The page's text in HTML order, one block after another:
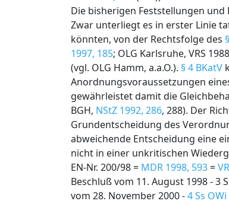
Die bisherigen Feststellungen
Zwar unterliegt es in erster Linie
könnten, von der Rechtsfolge des
1997, 185; OLG Karlsruhe, VRS
(vgl. OLG Hamm, a.a.O.). § 4 BKatV
Anordnungsvoraussetzungen
gewährleistet damit die
BGH, NStZ 1992, 286, 288). Der
Grundentscheidung des
abweichende Entscheidung eine
nicht in einer unkritischen
EN-Nr. 200/98 = MDR 1998, 593=
Beschluß vom 11. August 1998 - 3
vom 28. November 2000 -4 Ss